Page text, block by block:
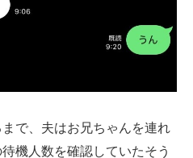
で、夫はお兄ちゃんを連れ
機人数を確認していたそう